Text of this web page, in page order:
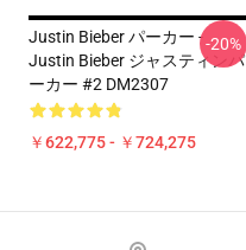
Justin Bieber パーカー -
Justin Bieber ジャスティンパ
ーカー #2 DM2307
￥622,775 - ￥724,275
-20%